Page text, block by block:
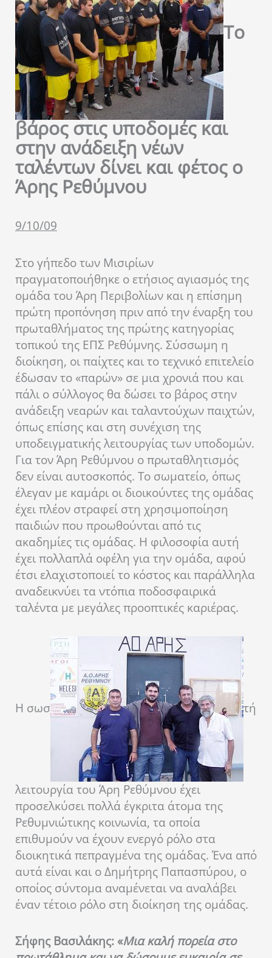
Το
βάρος στις υποδομές και
στην ανάδειξη νέων
ταλέντων δίνει και φέτος ο
Άρης Ρεθύμνου
9/10/09
Στο γήπεδο των Μισιρίων
πραγματοποιήθηκε ο ετήσιος αγιασμός της
ομάδα του Άρη Περιβολίων και η επίσημη
πρώτη προπόνηση πριν από την έναρξη του
πρωταθλήματος της πρώτης κατηγορίας
τοπικού της ΕΠΣ Ρεθύμνης. Σύσσωμη η
διοίκηση, οι παίχτες και το τεχνικό επιτελείο
έδωσαν το «παρών» σε μια χρονιά που και
πάλι ο σύλλογος θα δώσει το βάρος στην
ανάδειξη νεαρών και ταλαντούχων παιχτών,
όπως επίσης και στη συνέχιση της
υποδειγματικής λειτουργίας των υποδομών.
Για τον Άρη Ρεθύμνου ο πρωταθλητισμός
δεν είναι αυτοσκοπός. Το σωματείο, όπως
έλεγαν με καμάρι οι διοικούντες της ομάδας
έχει πλέον στραφεί στη χρησιμοποίηση
παιδιών που προωθούνται από τις
ακαδημίες τις ομάδας. Η φιλοσοφία αυτή
έχει πολλαπλά οφέλη για την ομάδα, αφού
έτσι ελαχιστοποιεί το κόστος και παράλληλα
αναδεικνύει τα ντόπια ποδοσφαιρικά
ταλέντα με μεγάλες προοπτικές καριέρας.
Η σωσ τή
λειτουργία του Άρη Ρεθύμνου έχει
προσελκύσει πολλά έγκριτα άτομα της
Ρεθυμνιώτικης κοινωνία, τα οποία
επιθυμούν να έχουν ενεργό ρόλο στα
διοικητικά πεπραγμένα της ομάδας. Ένα από
αυτά είναι και ο Δημήτρης Παπασπύρου, ο
οποίος σύντομα αναμένεται να αναλάβει
έναν τέτοιο ρόλο στη διοίκηση της ομάδας.
Σήφης Βασιλάκης: «Μια καλή πορεία στο